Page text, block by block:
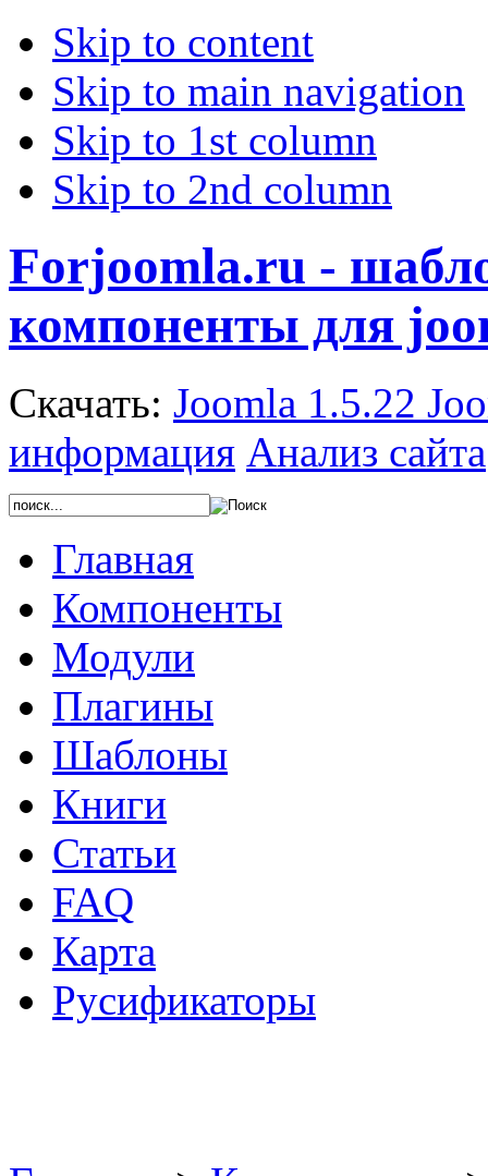
Skip to content
Skip to main navigation
Skip to 1st column
Skip to 2nd column
Forjoomla.ru -
компоненты для
Скачать: Joomla 1.5.22
информация Анализ сайта
Главная
Компоненты
Модули
Плагины
Шаблоны
Книги
Статьи
FAQ
Карта
Русификаторы